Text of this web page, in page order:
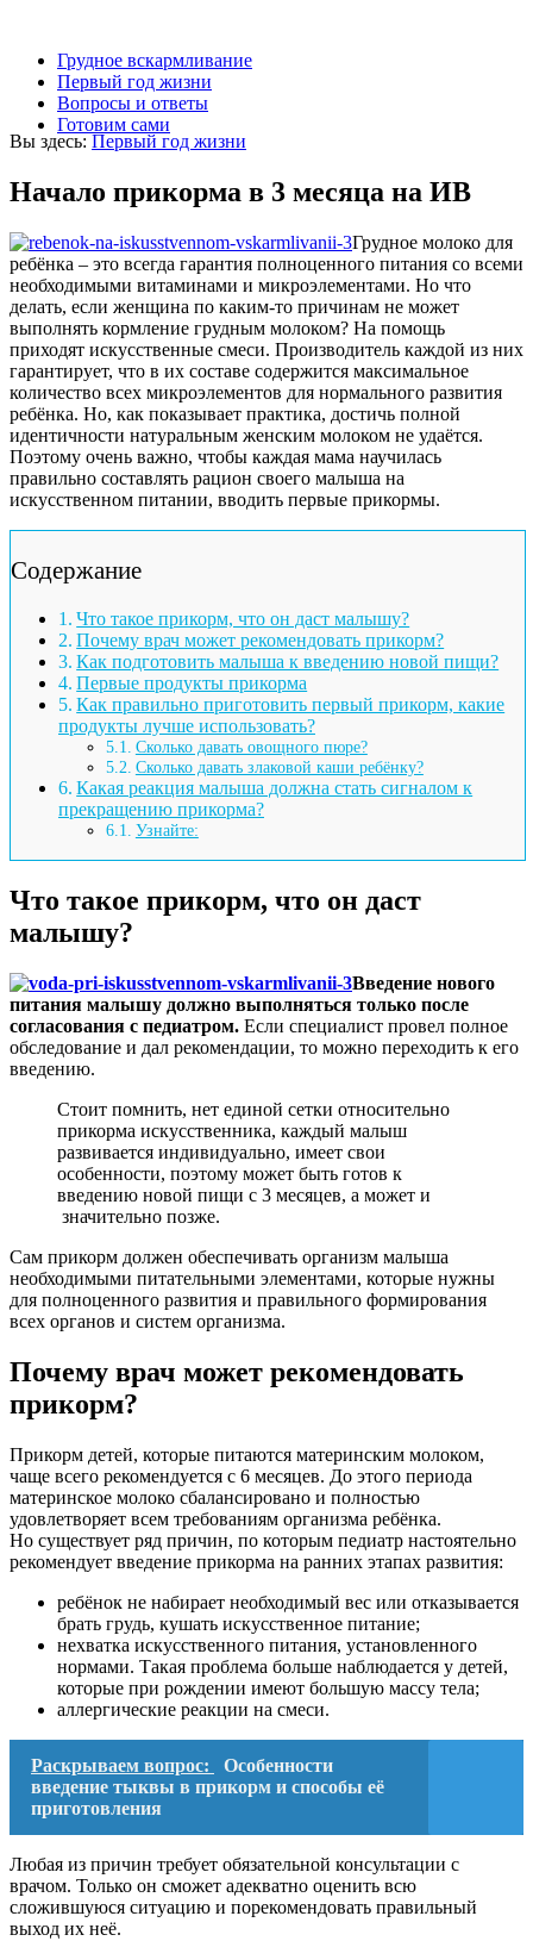
Грудное вскармливание
Первый год жизни
Вопросы и ответы
Готовим сами
Вы здесь: Первый год жизни
Начало прикорма в 3 месяца на ИВ
Грудное молоко для
ребёнка – это всегда гарантия полноценного питания со всеми
необходимыми витаминами и микроэлементами. Но что
делать, если женщина по каким-то причинам не может
выполнять кормление грудным молоком? На помощь
приходят искусственные смеси. Производитель каждой из них
гарантирует, что в их составе содержится максимальное
количество всех микроэлементов для нормального развития
ребёнка. Но, как показывает практика, достичь полной
идентичности натуральным женским молоком не удаётся.
Поэтому очень важно, чтобы каждая мама научилась
правильно составлять рацион своего малыша на
искусственном питании, вводить первые прикормы.
Содержание
Что такое прикорм, что он даст малышу?
Почему врач может рекомендовать прикорм?
Как подготовить малыша к введению новой пищи?
Первые продукты прикорма
Как правильно приготовить первый прикорм, какие
продукты лучше использовать?
Сколько давать овощного пюре?
Сколько давать злаковой каши ребёнку?
Какая реакция малыша должна стать сигналом к
прекращению прикорма?
Узнайте:
Что такое прикорм, что он даст
малышу?
Введение нового
питания малышу должно выполняться только после
согласования с педиатром. Если специалист провел полное
обследование и дал рекомендации, то можно переходить к его
введению.
Стоит помнить, нет единой сетки относительно
прикорма искусственника, каждый малыш
развивается индивидуально, имеет свои
особенности, поэтому может быть готов к
введению новой пищи с 3 месяцев, а может и
значительно позже.
Сам прикорм должен обеспечивать организм малыша
необходимыми питательными элементами, которые нужны
для полноценного развития и правильного формирования
всех органов и систем организма.
Почему врач может рекомендовать
прикорм?
Прикорм детей, которые питаются материнским молоком,
чаще всего рекомендуется с 6 месяцев. До этого периода
материнское молоко сбалансировано и полностью
удовлетворяет всем требованиям организма ребёнка.
Но существует ряд причин, по которым педиатр настоятельно
рекомендует введение прикорма на ранних этапах развития:
ребёнок не набирает необходимый вес или отказывается
брать грудь, кушать искусственное питание;
нехватка искусственного питания, установленного
нормами. Такая проблема больше наблюдается у детей,
которые при рождении имеют большую массу тела;
аллергические реакции на смеси.
Раскрываем вопрос:
Особенности
введение тыквы в прикорм и способы её
приготовления
Любая из причин требует обязательной консультации с
врачом. Только он сможет адекватно оценить всю
сложившуюся ситуацию и порекомендовать правильный
выход их неё.